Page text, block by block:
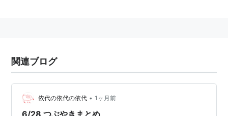
関連ブログ
依代の依代の依代 • 1ヶ月前
6/28 つぶやきまとめ